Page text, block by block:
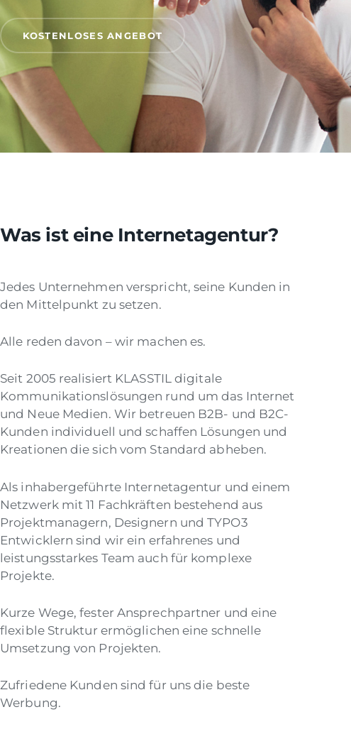
KOSTENLOSES ANGEBOT
Was ist eine Internetagentur?
Jedes Unternehmen verspricht, seine Kunden in
den Mittelpunkt zu setzen.
Alle reden davon – wir machen es.
Seit 2005 realisiert KLASSTIL digitale
Kommunikationslösungen rund um das Internet
und Neue Medien. Wir betreuen B2B- und B2C-
Kunden individuell und schaffen Lösungen und
Kreationen die sich vom Standard abheben.
Als inhabergeführte Internetagentur und einem
Netzwerk mit 11 Fachkräften bestehend aus
Projektmanagern, Designern und TYPO3
Entwicklern sind wir ein erfahrenes und
leistungsstarkes Team auch für komplexe
Projekte.
Kurze Wege, fester Ansprechpartner und eine
flexible Struktur ermöglichen eine schnelle
Umsetzung von Projekten.
Zufriedene Kunden sind für uns die beste
Werbung.